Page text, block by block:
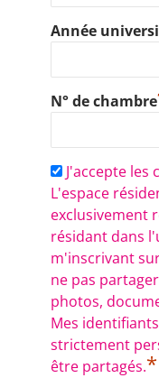
Année
N° de chambre
J'accepte
L'espace
exclusivement
résidant dans
m'inscrivant
ne pas
photos,
Mes
strictement
être partagés.*